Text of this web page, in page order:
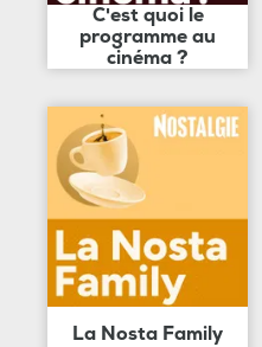
C'est quoi le
programme au
cinéma ?
La Nosta Family